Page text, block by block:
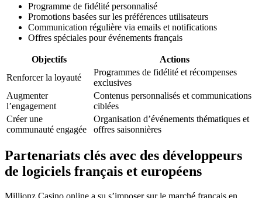
Programme de fidélité personnalisé
Promotions basées sur les préférences utilisateurs
Communication régulière via emails et notifications
Offres spéciales pour événements français
Objectifs
Actions
Renforcer la loyauté
Programmes de fidélité et récompenses
exclusives
Augmenter
l’engagement
Contenus personnalisés et communications
ciblées
Créer une
communauté engagée
Organisation d’événements thématiques et
offres saisonnières
Partenariats clés avec des développeurs
de logiciels français et européens